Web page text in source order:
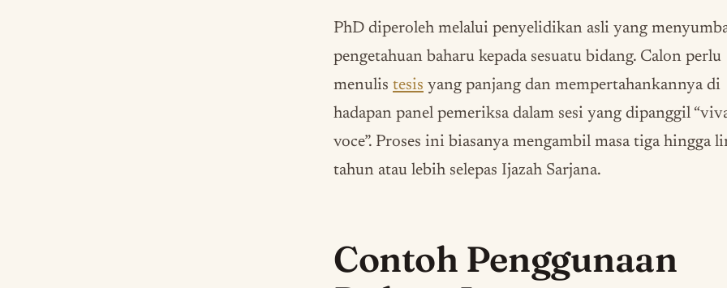
PhD diperoleh melalui penyelidikan asli yang
pengetahuan baharu kepada sesuatu bidang. Calon perlu
menulis tesis yang panjang dan mempertahankannya di
hadapan panel pemeriksa dalam sesi yang dipanggil
voce”. Proses ini biasanya mengambil masa tiga hingga
tahun atau lebih selepas Ijazah Sarjana.
Contoh Penggunaan